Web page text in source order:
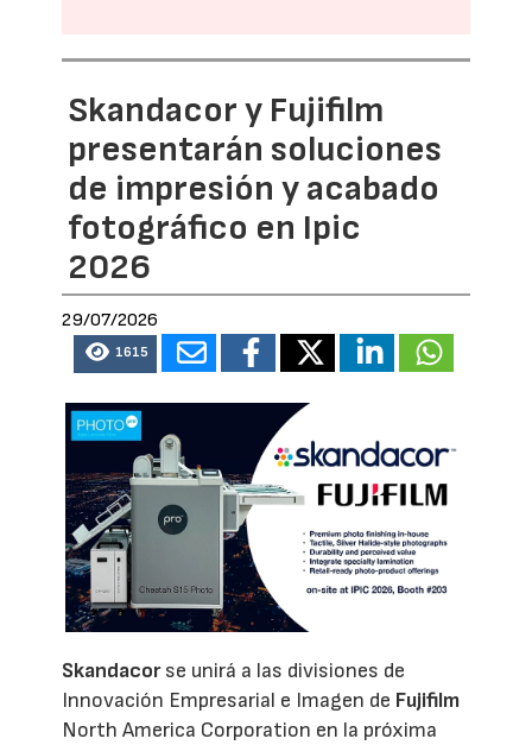
Skandacor y Fujifilm
presentarán soluciones
de impresión y acabado
fotográfico en Ipic
2026
29/07/2026
1615
Skandacorse unirá a las divisiones de
Innovación Empresarial e Imagen de Fujifilm
North America Corporation en la próxima